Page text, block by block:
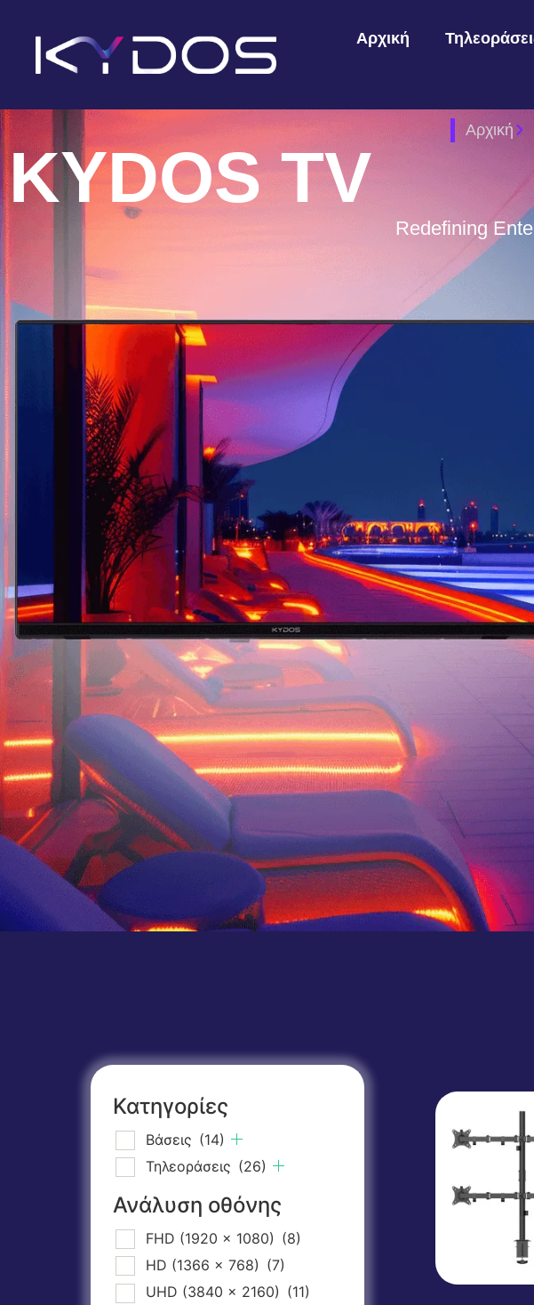
Αρχική
Αρχική
KYDOS TV
Redefining
Κατηγορίες
Βάσεις (14)
Τηλεοράσεις (26)
Ανάλυση οθόνης
FHD (1920 x 1080) (8)
HD (1366 x 768) (7)
UHD (3840 x 2160) (11)